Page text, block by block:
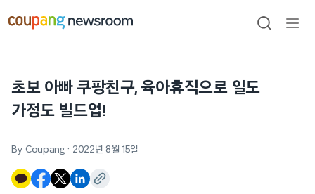
건너뛰기
검색
초보 아빠 쿠팡친구, 육아휴직으로 일도
가정도 빌드업!
By Coupang · 2022년 8월 15일